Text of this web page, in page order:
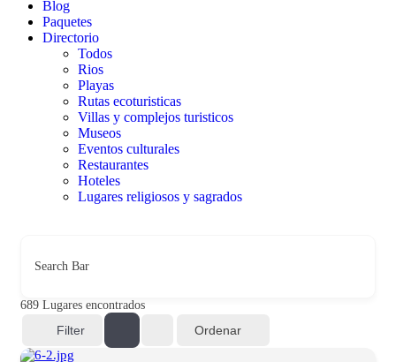
Blog
Paquetes
Directorio
Todos
Rios
Playas
Rutas ecoturisticas
Villas y complejos turisticos
Museos
Eventos culturales
Restaurantes
Hoteles
Lugares religiosos y sagrados
Search Bar
689 Lugares encontrados
Filter Ordenar